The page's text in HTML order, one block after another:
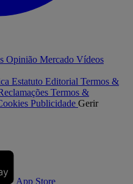
Opinião Mercado Vídeos
Estatuto Editorial Termos &
Termos &
Publicidade Gerir
App Store